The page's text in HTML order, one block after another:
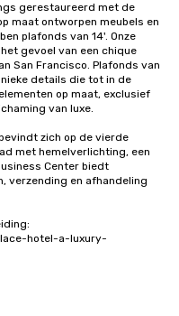
experiences not only
ways to network, but
way to do so. Large Groups Welcome
Lip Smacking Foodie
groups, small or large.
experiences can
as 500 guests,
choice for any
Stress-Free Booking
more easily. You’ll
gerestaureerd met de
maat ontworpen meubels en
plafonds van 14'. Onze
gevoel van een chique
San Francisco. Plafonds van
details die tot in de
op maat, exclusief
van luxe.
zich op de vierde
met hemelverlichting, een
Center biedt
verzending en afhandeling
hotel-a-luxury-